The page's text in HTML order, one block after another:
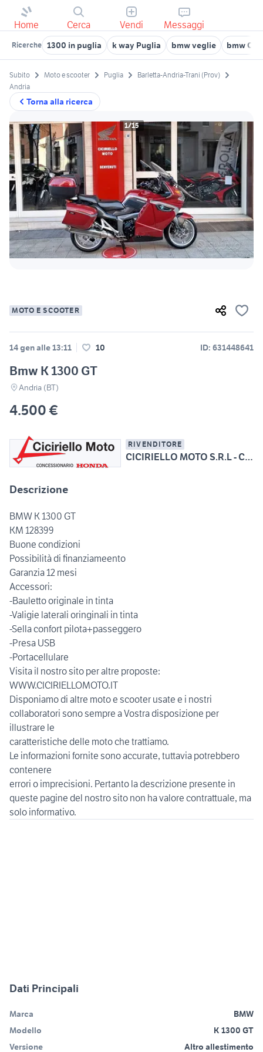
Home Cerca Vendi Messaggi
Ricerche 1300 in puglia k way Puglia bmw veglie bmw
Torna alla ricerca
Subito Moto e scooter Puglia
Barletta-Andria-Trani (Prov)
Andria
1/15
MOTO E SCOOTER
14 gen alle 13:11 10 ID: 631448641
Bmw K 1300 GT
Andria (BT)
4.500 €
RIVENDITORE
CICIRIELLO MOTO S.R.L - Conc. Esclusiva HONDA
Descrizione
BMW K 1300 GT
KM 128399
Buone condizioni
Possibilità di finanziameento
Garanzia 12 mesi
Accessori:
-Bauletto originale in tinta
-Valigie laterali oringinali in tinta
-Sella confort pilota+passeggero
-Presa USB
-Portacellulare
Visita il nostro sito per altre proposte:
WWW.CICIRIELLOMOTO.IT
Disponiamo di altre moto e scooter usate e i nostri
collaboratori sono sempre a Vostra disposizione per
illustrare le
caratteristiche delle moto che trattiamo.
Le informazioni fornite sono accurate, tuttavia potrebbero
contenere
errori o imprecisioni. Pertanto la descrizione presente in
queste pagine del nostro sito non ha valore contrattuale, ma
Dati Principali
Marca
BMW
Modello
K 1300 GT
Versione
Altro allestimento